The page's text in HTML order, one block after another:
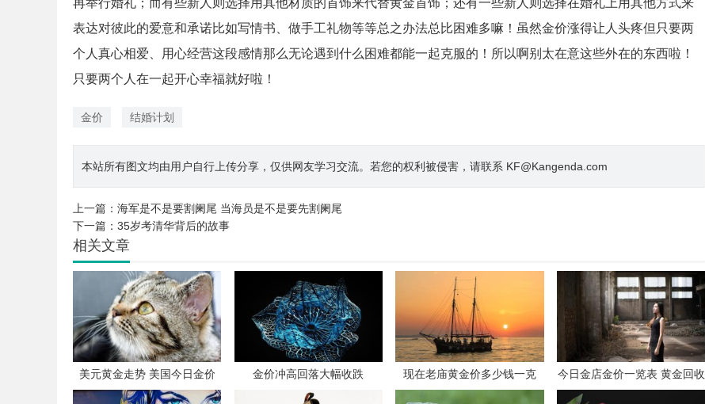
再举行婚礼；而有些新人则选择用其他材质的首饰来代替黄金首饰；还有一些新人则选择在婚礼上用其他方式来
表达对彼此的爱意和承诺比如写情书、做手工礼物等等总之办法总比困难多嘛！虽然金价涨得让人头疼但只要两
个人真心相爱、用心经营这段感情那么无论遇到什么困难都能一起克服的！所以啊别太在意这些外在的东西啦！
只要两个人在一起开心幸福就好啦！
金价 结婚计划
本站所有图文均由用户自行上传分享，仅供网友学习交流。若您的权利被侵害，请联系 KF@Kangenda.com
上一篇： 海军是不是要割阑尾 当海员是不是要先割阑尾
下一篇： 35岁考清华背后的故事
相关文章
美元黄金走势 美国今日金价 金价冲高回落大幅收跌 现在老庙黄金价多少钱一克
今日金店金价一览表 黄金回收
今日报价